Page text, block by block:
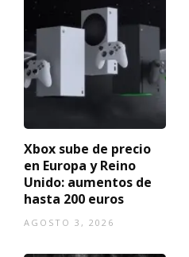
Xbox sube de precio
en Europa y Reino
Unido: aumentos de
hasta 200 euros
AGOSTO 3, 2026